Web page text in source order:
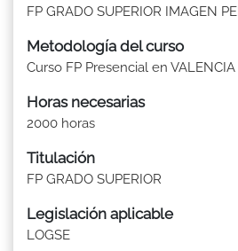
FP GRADO SUPERIOR IMAGEN
Metodología del curso
Curso FP Presencial en VALENCIA
Horas necesarias
2000 horas
Titulación
FP GRADO SUPERIOR
Legislación aplicable
LOGSE